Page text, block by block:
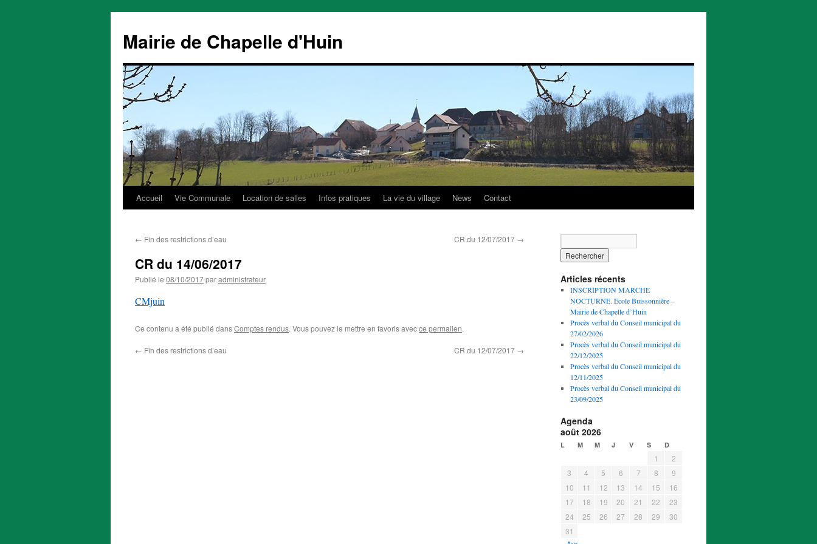
Mairie de Chapelle d'Huin
Aller
contenu
Accueil Vie Communale Location de salles Infos pratiques La vie du village News Contact
← Fin des restrictions d’eau CR du 12/07/2017 →
CR du 14/06/2017
Publié le 08/10/2017paradministrateur
CMjuin
Ce contenu a été publié dansComptes rendus. Vous pouvez le mettre en favoris avecce permalien.
← Fin des restrictions d’eau CR du 12/07/2017 →
Articles récents
INSCRIPTION MARCHE
NOCTURNE. Ecole Buissonnière –
Mairie de Chapelle d’Huin
Procès verbal du Conseil municipal du
27/02/2026
Procès verbal du Conseil municipal du
22/12/2025
Procès verbal du Conseil municipal du
12/11/2025
Procès verbal du Conseil municipal du
23/09/2025
Agenda
août 2026
L M M J V S D
1
2
3
4 5 6 7 8
9
10
11 12 13 14 15
16
17
18 19 20 21 22
23
24
25 26 27 28 29
30
31